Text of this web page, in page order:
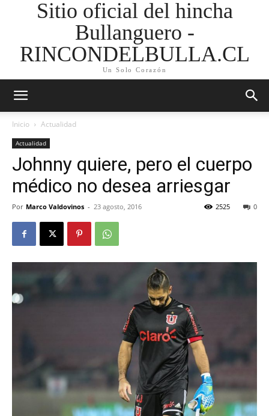
Sitio oficial del hincha
Bullanguero -
RINCONDELBULLA.CL
Un Solo Corazón
Inicio Actualidad
Actualidad
Johnny quiere, pero el cuerpo
médico no desea arriesgar
Por Marco Valdovinos - 23 agosto, 2016 0
2525